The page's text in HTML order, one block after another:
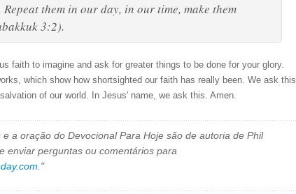
Repeat them in our day, in our time, make them
3:2).
faith to imagine and ask for greater things to be done for your glory.
which show how shortsighted our faith has really been. We ask this
of our world. In Jesus' name, we ask this. Amen.
a oração do Devocional Para Hoje são de autoria de Phil
enviar perguntas ou comentários para
."